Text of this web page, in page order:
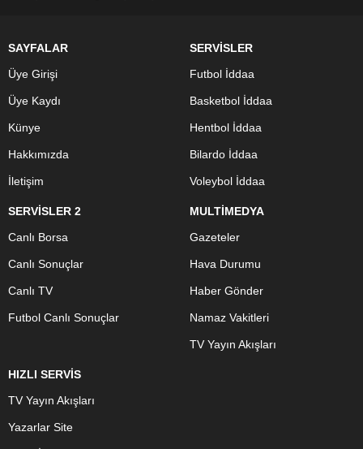
SAYFALAR
Üye Girişi
Üye Kaydı
Künye
Hakkımızda
İletişim
SERVİSLER
Futbol İddaa
Basketbol İddaa
Hentbol İddaa
Bilardo İddaa
Voleybol İddaa
SERVİSLER 2
Canlı Borsa
Canlı Sonuçlar
Canlı TV
Futbol Canlı Sonuçlar
MULTİMEDYA
Gazeteler
Hava Durumu
Haber Gönder
Namaz Vakitleri
TV Yayın Akışları
HIZLI SERVİS
TV Yayın Akışları
Yazarlar Site